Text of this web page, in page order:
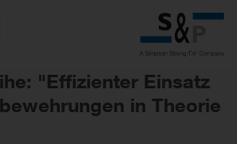
"Effizienter Einsatz
in Theorie